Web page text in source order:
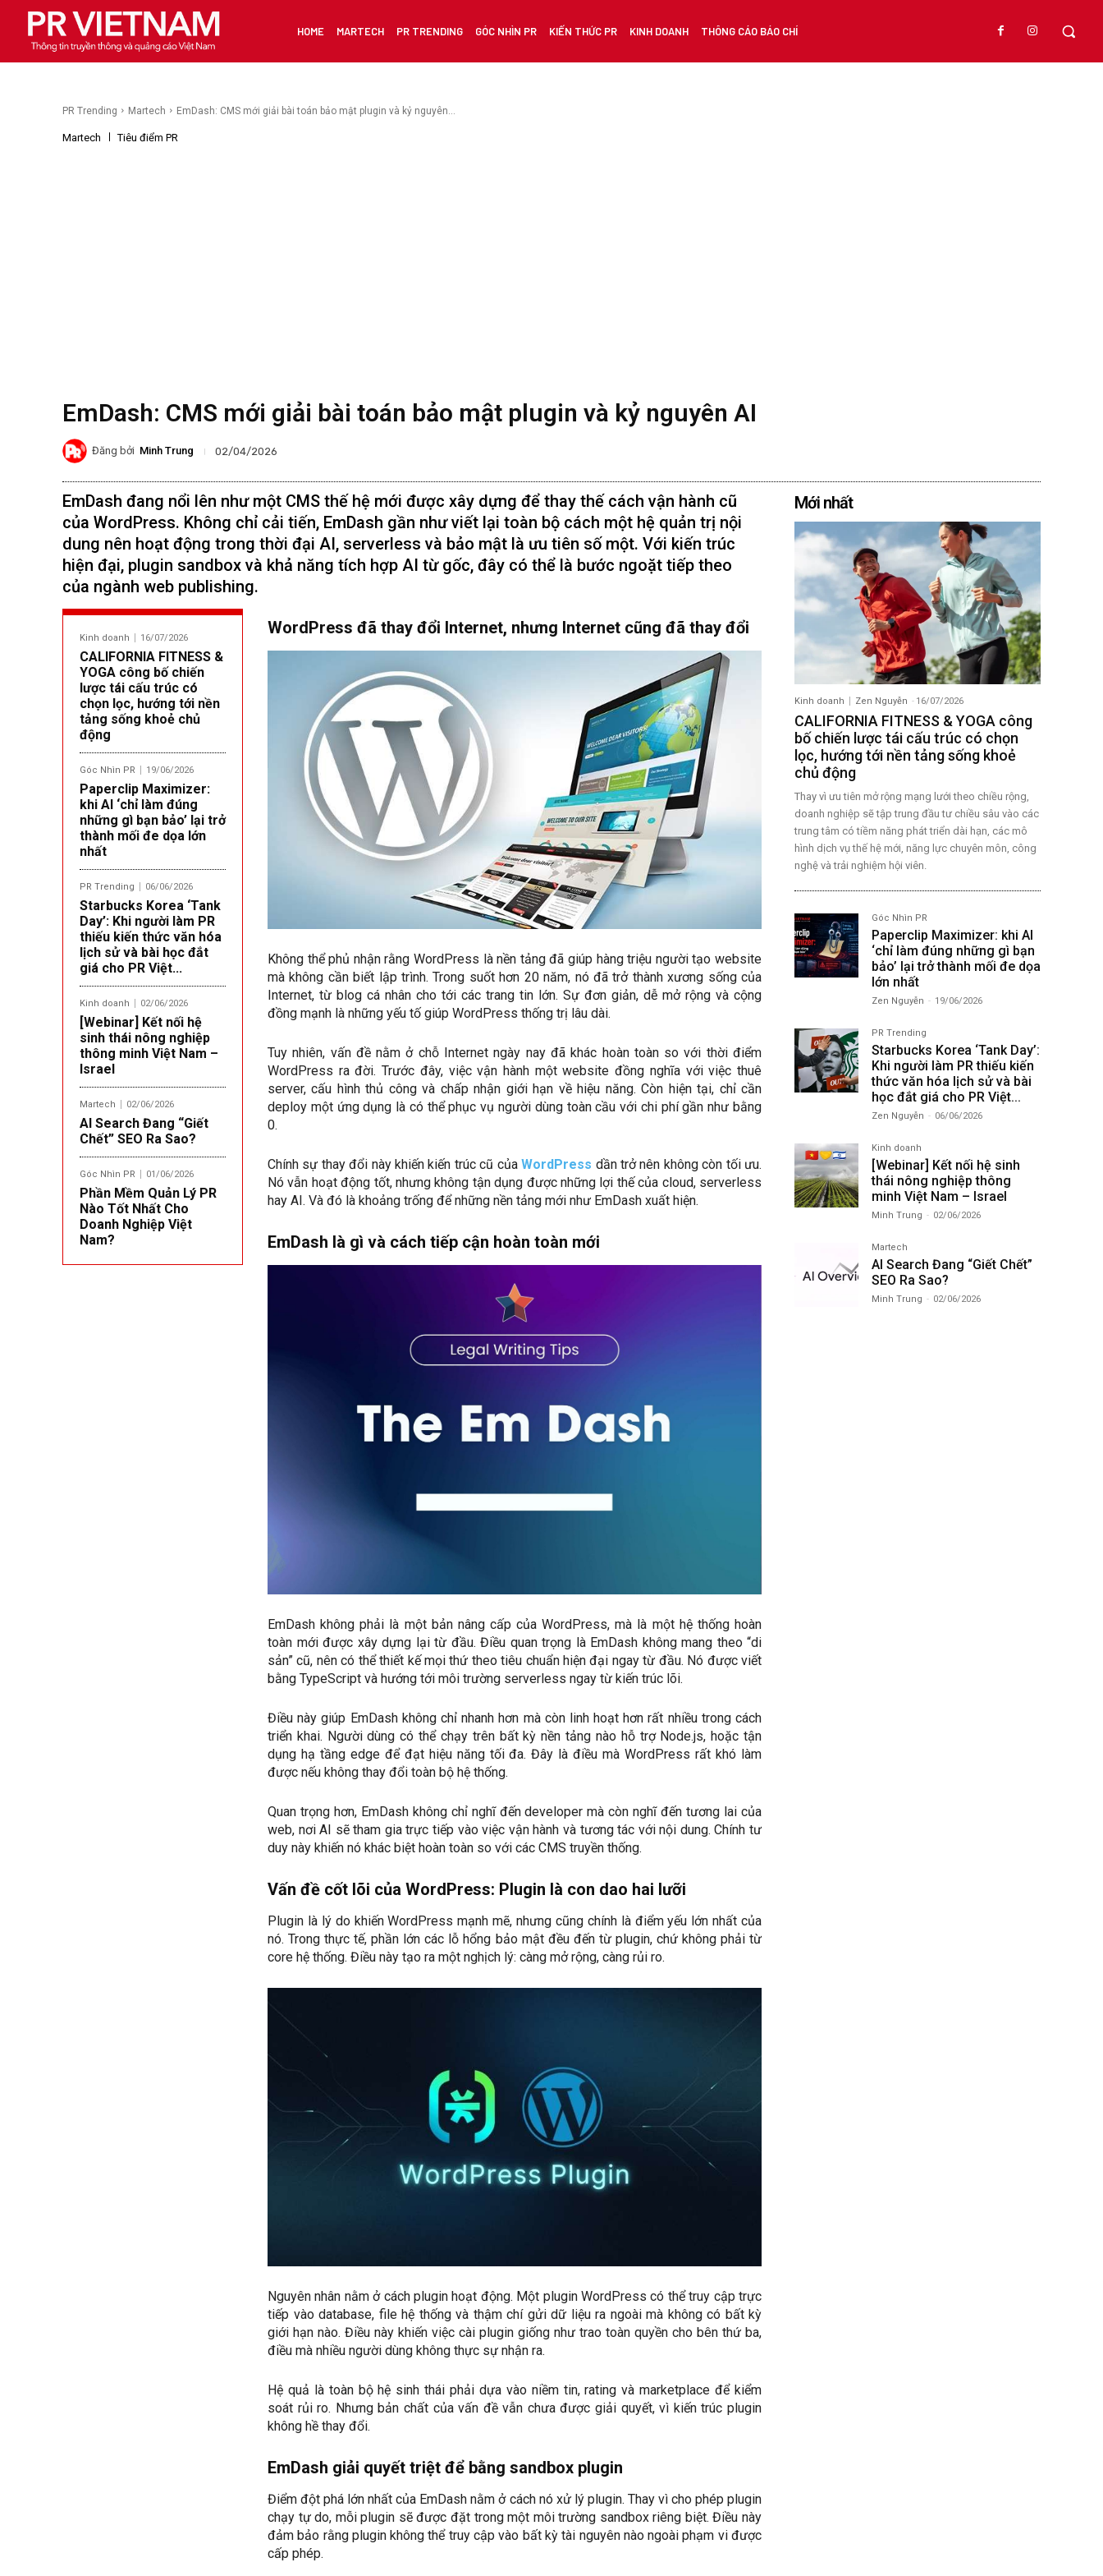
HOME MARTECH PR TRENDING GÓC NHÌN PR KIẾN THỨC PR KINH DOANH THÔNG CÁO BÁO CHÍ
PR Trending Martech EmDash: CMS mới giải bài toán bảo mật plugin và kỷ nguyên...
Martech Tiêu điểm PR
EmDash: CMS mới giải bài toán bảo mật plugin và kỷ nguyên AI
Đăng bởi Minh Trung 02/04/2026
EmDash đang nổi lên như một CMS thế hệ mới được xây dựng để thay thế cách vận hành cũ
của WordPress. Không chỉ cải tiến, EmDash gần như viết lại toàn bộ cách một hệ quản trị nội
dung nên hoạt động trong thời đại AI, serverless và bảo mật là ưu tiên số một. Với kiến trúc
hiện đại, plugin sandbox và khả năng tích hợp AI từ gốc, đây có thể là bước ngoặt tiếp theo
của ngành web publishing.
Kinh doanh 16/07/2026
CALIFORNIA FITNESS &
YOGA công bố chiến
lược tái cấu trúc có
chọn lọc, hướng tới nền
tảng sống khoẻ chủ
động
Góc Nhìn PR 19/06/2026
Paperclip Maximizer:
khi AI ‘chỉ làm đúng
những gì bạn bảo’ lại trở
thành mối đe dọa lớn
nhất
PR Trending 06/06/2026
Starbucks Korea ‘Tank
Day’: Khi người làm PR
thiếu kiến thức văn hóa
lịch sử và bài học đắt
giá cho PR Việt...
Kinh doanh 02/06/2026
[Webinar] Kết nối hệ
sinh thái nông nghiệp
thông minh Việt Nam –
Israel
Martech 02/06/2026
AI Search Đang “Giết
Chết” SEO Ra Sao?
Góc Nhìn PR 01/06/2026
Phần Mềm Quản Lý PR
Nào Tốt Nhất Cho
Doanh Nghiệp Việt
Nam?
WordPress đã thay đổi Internet, nhưng Internet cũng đã thay đổi
Không thể phủ nhận rằng WordPress là nền tảng đã giúp hàng triệu người tạo website
mà không cần biết lập trình. Trong suốt hơn 20 năm, nó đã trở thành xương sống của
Internet, từ blog cá nhân cho tới các trang tin lớn. Sự đơn giản, dễ mở rộng và cộng
đồng mạnh là những yếu tố giúp WordPress thống trị lâu dài.
Tuy nhiên, vấn đề nằm ở chỗ Internet ngày nay đã khác hoàn toàn so với thời điểm
WordPress ra đời. Trước đây, việc vận hành một website đồng nghĩa với việc thuê
server, cấu hình thủ công và chấp nhận giới hạn về hiệu năng. Còn hiện tại, chỉ cần
deploy một ứng dụng là có thể phục vụ người dùng toàn cầu với chi phí gần như bằng
0.
Chính sự thay đổi này khiến kiến trúc cũ củaWordPress dần trở nên không còn tối ưu.
Nó vẫn hoạt động tốt, nhưng không tận dụng được những lợi thế của cloud, serverless
hay AI. Và đó là khoảng trống để những nền tảng mới như EmDash xuất hiện.
EmDash là gì và cách tiếp cận hoàn toàn mới
EmDash không phải là một bản nâng cấp của WordPress, mà là một hệ thống hoàn
toàn mới được xây dựng lại từ đầu. Điều quan trọng là EmDash không mang theo “di
sản” cũ, nên có thể thiết kế mọi thứ theo tiêu chuẩn hiện đại ngay từ đầu. Nó được viết
bằng TypeScript và hướng tới môi trường serverless ngay từ kiến trúc lõi.
Điều này giúp EmDash không chỉ nhanh hơn mà còn linh hoạt hơn rất nhiều trong cách
triển khai. Người dùng có thể chạy trên bất kỳ nền tảng nào hỗ trợ Node.js, hoặc tận
dụng hạ tầng edge để đạt hiệu năng tối đa. Đây là điều mà WordPress rất khó làm
được nếu không thay đổi toàn bộ hệ thống.
Quan trọng hơn, EmDash không chỉ nghĩ đến developer mà còn nghĩ đến tương lai của
web, nơi AI sẽ tham gia trực tiếp vào việc vận hành và tương tác với nội dung. Chính tư
duy này khiến nó khác biệt hoàn toàn so với các CMS truyền thống.
Vấn đề cốt lõi của WordPress: Plugin là con dao hai lưỡi
Plugin là lý do khiến WordPress mạnh mẽ, nhưng cũng chính là điểm yếu lớn nhất của
nó. Trong thực tế, phần lớn các lỗ hổng bảo mật đều đến từ plugin, chứ không phải từ
core hệ thống. Điều này tạo ra một nghịch lý: càng mở rộng, càng rủi ro.
Nguyên nhân nằm ở cách plugin hoạt động. Một plugin WordPress có thể truy cập trực
tiếp vào database, file hệ thống và thậm chí gửi dữ liệu ra ngoài mà không có bất kỳ
giới hạn nào. Điều này khiến việc cài plugin giống như trao toàn quyền cho bên thứ ba,
điều mà nhiều người dùng không thực sự nhận ra.
Hệ quả là toàn bộ hệ sinh thái phải dựa vào niềm tin, rating và marketplace để kiểm
soát rủi ro. Nhưng bản chất của vấn đề vẫn chưa được giải quyết, vì kiến trúc plugin
không hề thay đổi.
EmDash giải quyết triệt để bằng sandbox plugin
Điểm đột phá lớn nhất của EmDash nằm ở cách nó xử lý plugin. Thay vì cho phép plugin
chạy tự do, mỗi plugin sẽ được đặt trong một môi trường sandbox riêng biệt. Điều này
đảm bảo rằng plugin không thể truy cập vào bất kỳ tài nguyên nào ngoài phạm vi được
cấp phép.
Mới nhất
Kinh doanh Zen Nguyễn - 16/07/2026
CALIFORNIA FITNESS & YOGA công
bố chiến lược tái cấu trúc có chọn
lọc, hướng tới nền tảng sống khoẻ
chủ động
Thay vì ưu tiên mở rộng mạng lưới theo chiều rộng,
doanh nghiệp sẽ tập trung đầu tư chiều sâu vào các
trung tâm có tiềm năng phát triển dài hạn, các mô
hình dịch vụ thế hệ mới, năng lực chuyên môn, công
nghệ và trải nghiệm hội viên.
Góc Nhìn PR
Paperclip Maximizer: khi AI
‘chỉ làm đúng những gì bạn
bảo’ lại trở thành mối đe dọa
lớn nhất
Zen Nguyễn - 19/06/2026
PR Trending
Starbucks Korea ‘Tank Day’:
Khi người làm PR thiếu kiến
thức văn hóa lịch sử và bài
học đắt giá cho PR Việt...
Zen Nguyễn - 06/06/2026
Kinh doanh
[Webinar] Kết nối hệ sinh
thái nông nghiệp thông
minh Việt Nam – Israel
Minh Trung - 02/06/2026
Martech
AI Search Đang “Giết Chết”
SEO Ra Sao?
Minh Trung - 02/06/2026